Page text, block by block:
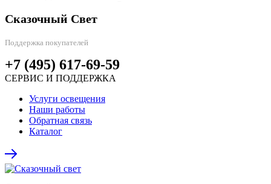
Сказочный Свет
Поддержка покупателей
+7 (495) 617-69-59
СЕРВИС И ПОДДЕРЖКА
Услуги освещения
Наши работы
Обратная связь
Каталог